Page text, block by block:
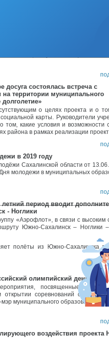
дат в истории России. Это
состоялась встреча с
территории муниципального
о целях проекта и о
карты. Руководители
том, какие условия и возможности
района в рамках реализации
в 2019 году
Сахалинской области от
молодежи в муниципальных
период вводит
- Ноглики
«Аэрофлот», в связи с высоким
Южно-Сахалинск – Ноглики
полёты из Южно-Сахалинска в
олимпийский день
посвященные
соревнований с
муниципального образования
воздействия проекта